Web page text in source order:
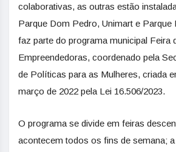
colaborativas, as outras estão
Parque Dom Pedro, Unimart e Parque
faz parte do programa municipal Feira
Empreendedoras, coordenado pela
de Políticas para as Mulheres, criada
março de 2022 pela Lei 16.506/2023.
O programa se divide em feiras
acontecem todos os fins de semana;